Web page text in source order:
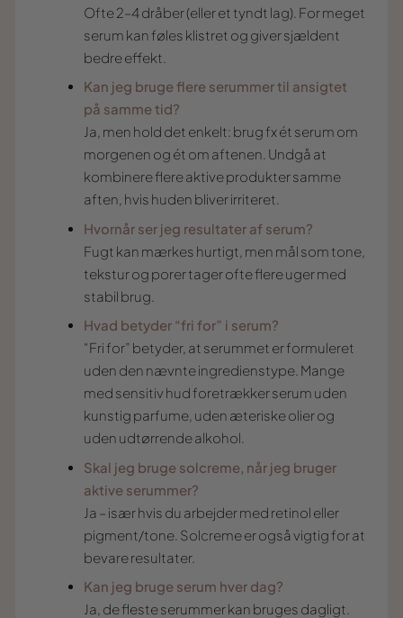
Ofte 2–4 dråber (eller et tyndt lag). For meget
serum kan føles klistret og giver sjældent
bedre effekt.
Kan jeg bruge flere serummer til ansigtet
på samme tid?
Ja, men hold det enkelt: brug fx ét serum om
morgenen og ét om aftenen. Undgå at
kombinere flere aktive produkter samme
aften, hvis huden bliver irriteret.
Hvornår ser jeg resultater af serum?
Fugt kan mærkes hurtigt, men mål som tone,
tekstur og porer tager ofte flere uger med
stabil brug.
Hvad betyder “fri for” i serum?
“Fri for” betyder, at serummet er formuleret
uden den nævnte ingredienstype. Mange
med sensitiv hud foretrækker serum uden
kunstig parfume, uden æteriske olier og
uden udtørrende alkohol.
Skal jeg bruge solcreme, når jeg bruger
aktive serummer?
Ja – især hvis du arbejder med retinol eller
pigment/tone. Solcreme er også vigtig for at
bevare resultater.
Kan jeg bruge serum hver dag?
Ja, de fleste serummer kan bruges dagligt.